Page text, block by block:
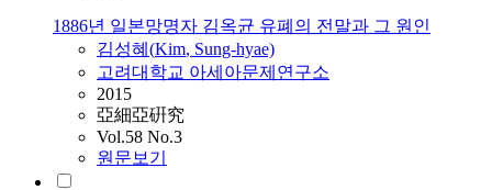
1886년 일본망명자 김옥균 유폐의 전말과 그 원인
김성혜(Kim, Sung-hyae)
고려대학교 아세아문제연구소
2015
亞細亞硏究
Vol.58 No.3
원문보기